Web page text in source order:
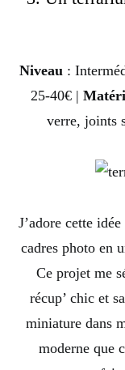
Niveau :
25-40€ |
verre, joints
J’adore cette
cadres photo en
Ce projet me
récup’ chic et
miniature dans
moderne que